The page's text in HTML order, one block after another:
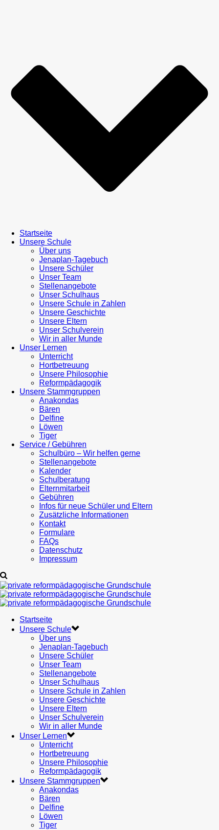
Startseite
Unsere Schule
Über uns
Jenaplan-Tagebuch
Unsere Schüler
Unser Team
Stellenangebote
Unser Schulhaus
Unsere Schule in Zahlen
Unsere Geschichte
Unsere Eltern
Unser Schulverein
Wir in aller Munde
Unser Lernen
Unterricht
Hortbetreuung
Unsere Philosophie
Reformpädagogik
Unsere Stammgruppen
Anakondas
Bären
Delfine
Löwen
Tiger
Service / Gebühren
Schulbüro – Wir helfen gerne
Stellenangebote
Kalender
Schulberatung
Elternmitarbeit
Gebühren
Infos für neue Schüler und Eltern
Zusätzliche Informationen
Kontakt
Formulare
FAQs
Datenschutz
Impressum
Startseite
Unsere Schule
Über uns
Jenaplan-Tagebuch
Unsere Schüler
Unser Team
Stellenangebote
Unser Schulhaus
Unsere Schule in Zahlen
Unsere Geschichte
Unsere Eltern
Unser Schulverein
Wir in aller Munde
Unser Lernen
Unterricht
Hortbetreuung
Unsere Philosophie
Reformpädagogik
Unsere Stammgruppen
Anakondas
Bären
Delfine
Löwen
Tiger